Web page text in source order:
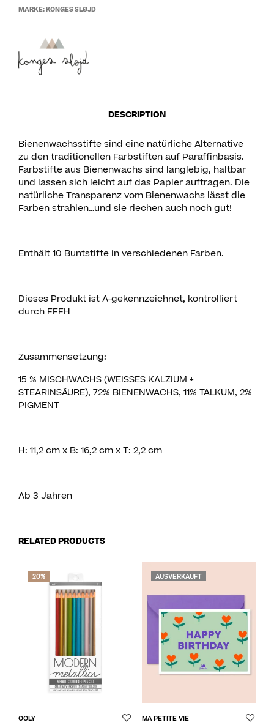
MARKE:KONGES SLØJD
DESCRIPTION
Bienenwachsstifte sind eine natürliche Alternative
zu den traditionellen Farbstiften auf Paraffinbasis.
Farbstifte aus Bienenwachs sind langlebig, haltbar
und lassen sich leicht auf das Papier auftragen. Die
natürliche Transparenz vom Bienenwachs lässt die
Farben strahlen…und sie riechen auch noch gut!
Enthält 10 Buntstifte in verschiedenen Farben.
Dieses Produkt ist A-gekennzeichnet, kontrolliert
durch FFFH
Zusammensetzung:
15 % MISCHWACHS (WEISSES KALZIUM +
STEARINSÄURE), 72% BIENENWACHS, 11% TALKUM, 2%
PIGMENT
H: 11,2 cm x B: 16,2 cm x T: 2,2 cm
Ab 3 Jahren
RELATED PRODUCTS
20%
OOLY
AUSVERKAUFT
MA PETITE VIE